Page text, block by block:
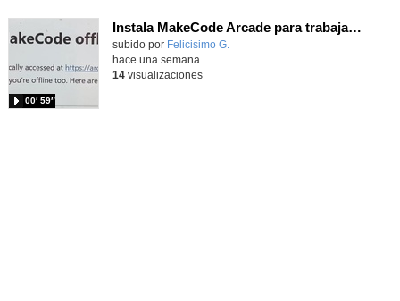
Instala MakeCode Arcade para trabajar offline en tu tablet, ordenador, Chromebook
Contenido educativo.
subido por Felicisimo G.
00′ 59″
hace una semana
14visualizaciones